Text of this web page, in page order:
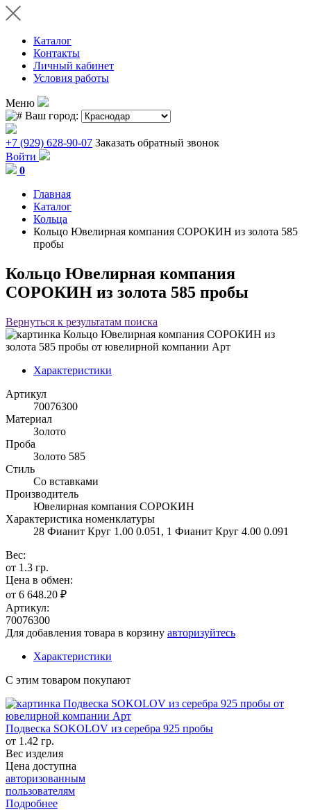
Каталог
Контакты
Личный кабинет
Условия работы
Меню
Ваш город:
+7 (929) 628-90-07 Заказать обратный звонок
Войти
0
Главная
Каталог
Кольца
Кольцо Ювелирная компания СОРОКИН из золота 585
пробы
Кольцо Ювелирная компания
СОРОКИН из золота 585 пробы
Вернуться к результатам поиска
Характеристики
Артикул
70076300
Материал
Золото
Проба
Золото 585
Стиль
Со вставками
Производитель
Ювелирная компания СОРОКИН
Характеристика номенклатуры
28 Фианит Круг 1.00 0.051, 1 Фианит Круг 4.00 0.091
Вес:
от 1.3 гр.
Цена в обмен:
от 6 648.20 ₽
Артикул:
70076300
Для добавления товара в корзину авторизуйтесь
Характеристики
С этим товаром покупают
Подвеска SOKOLOV из серебра 925 пробы
от 1.42 гр.
Вес изделия
Цена доступна
авторизованным
пользователям
Подробнее